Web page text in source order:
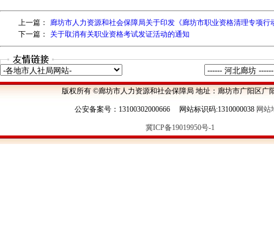
上一篇：
廊坊市人力资源和社会保障局关于印发《廊坊市职业资格清理专项行
下一篇：
关于取消有关职业资格考试发证活动的通知
版权所有 ©廊坊市人力资源和社会保障局 地址：廊坊市广阳区广
公安备案号：13100302000666 网站标识码:1310000038 网站
冀ICP备19019950号-1